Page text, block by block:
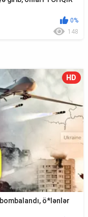
0%
148
HD
ö*lənlər